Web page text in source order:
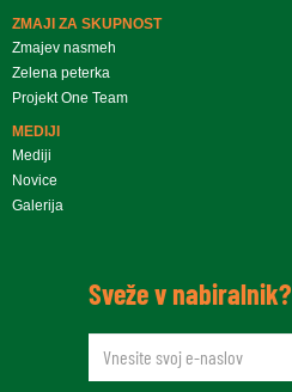
ZMAJI ZA SKUPNOST
Zmajev nasmeh
Zelena peterka
Projekt One Team
MEDIJI
Mediji
Novice
Galerija
Sveže v nabiralnik?
newsletteremail